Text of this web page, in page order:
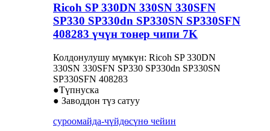
Ricoh SP 330DN 330SN 330SFN
SP330 SP330dn SP330SN SP330SFN
408283 үчүн тонер чипи 7K
Колдонулушу мүмкүн: Ricoh SP 330DN
330SN 330SFN SP330 SP330dn SP330SN
SP330SFN 408283
●Түпнуска
● Заводдон түз сатуу
суроомайда-чүйдөсүнө чейин